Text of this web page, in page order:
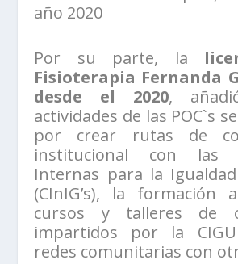
año 2020
Por su parte, la
Fisioterapia Fernanda
desde el 2020,
actividades de las POC`s
por crear rutas de
institucional con las
Internas para la
(CInIG’s), la formación
cursos y talleres de
impartidos por la
redes comunitarias con